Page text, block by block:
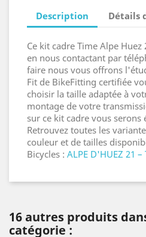
Description Détails
Ce kit cadre Time Alpe
en nous contactant par
faire nous vous offrons
Fit de BikeFitting certifiée
choisir la taille adaptée à
montage de votre
sur ce kit cadre vous serons
Retrouvez toutes les
couleur et de tailles
Bicycles : ALPE D'HUEZ 21
16 autres produits
catégorie :